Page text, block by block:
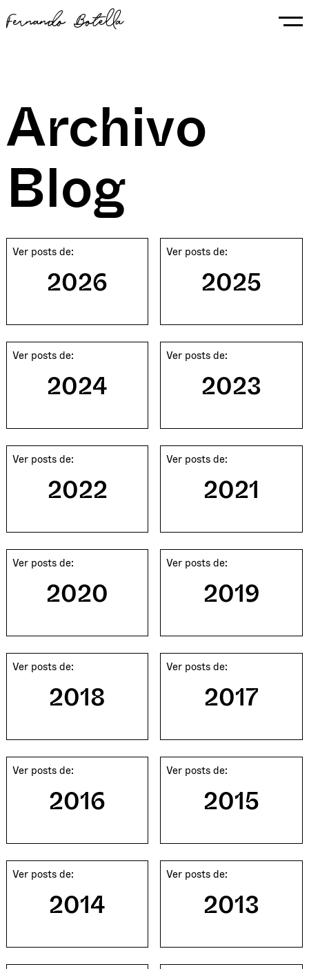
Fernando Botella
Archivo
Blog
Ver posts de:
2026
Ver posts de:
2025
Ver posts de:
2024
Ver posts de:
2023
Ver posts de:
2022
Ver posts de:
2021
Ver posts de:
2020
Ver posts de:
2019
Ver posts de:
2018
Ver posts de:
2017
Ver posts de:
2016
Ver posts de:
2015
Ver posts de:
2014
Ver posts de:
2013